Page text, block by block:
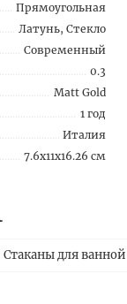
Прямоугольная
Латунь, Стекло
Современный
0.3
Matt Gold
1 год
Италия
7.6x11x16.26 см
Стаканы для ванной